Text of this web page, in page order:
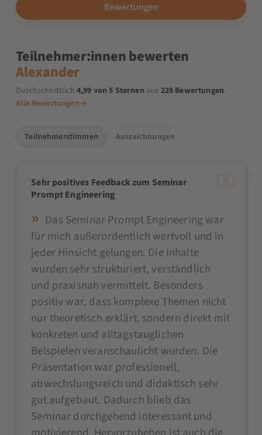
Bewertungen
Teilnehmer:innen bewerten
Alexander
Durchschnittlich 4,99 von 5 Sternen aus 228 Bewertungen.
Alle Bewertungen→
Teilnehmerstimmen Auszeichnungen
Sehr positives Feedback zum Seminar
Prompt Engineering
Das Seminar Prompt Engineering war
für mich außerordentlich wertvoll und in
jeder Hinsicht gelungen. Die Inhalte
wurden sehr strukturiert, verständlich
und praxisnah vermittelt. Besonders
positiv war, dass komplexe Themen nicht
nur theoretisch erklärt, sondern direkt mit
konkreten und alltagstauglichen
Beispielen veranschaulicht wurden. Die
Präsentation war professionell,
abwechslungsreich und didaktisch sehr
gut aufgebaut. Dadurch blieb das
Seminar durchgehend interessant und